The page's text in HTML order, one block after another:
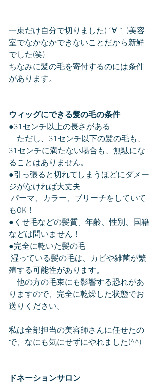
一束だけ自分で切りました( ´∀｀ )美容
室でなかなかできないことだから新鮮
でした(笑)
ちなみに髪の毛を寄付するのには条件
があります。
ウィッグにできる髪の毛の条件
●31センチ以上の長さがある
ただし、31センチ以下の髪の毛も、
31センチに満たない場合も、無駄にな
ることはありません。
●引っ張ると切れてしまうほどにダメー
ジがなければ大丈夫
もOK！
●くせ毛などの髪質、年齢、性別、国籍
などは問いません！
●完全に乾いた髪の毛
殖する可能性があります。
他の方の毛束にも影響する恐れがあ
りますので、完全に乾燥した状態でお
送りください。
私は全部担当の美容師さんに任せたの
で、なにも気にせずにやれました(^^)
ドネーションサロン